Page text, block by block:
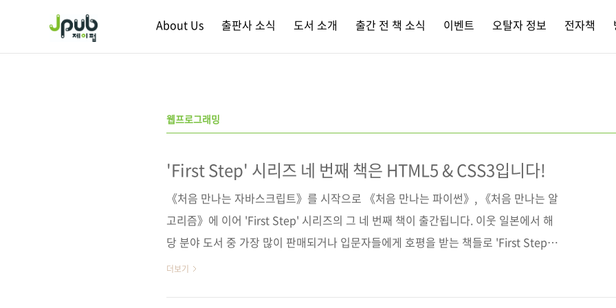
About Us 출판사 소식 도서 소개 출간 전 책 소식 이벤트 오탈자 정보 전자책
웹프로그래밍
'First Step' 시리즈 네 번째 책은 HTML5 & CSS3입니다!
《처음 만나는 자바스크립트》를 시작으로 《처음 만나는 파이썬》, 《처음 만나는 알
고리즘》에 이어 'First Step' 시리즈의 그 네 번째 책이 출간됩니다. 이웃 일본에서 해
당 분야 도서 중 가장 많이 판매되거나 입문자들에게 호평을 받는 책들로 'First Step'
시리즈를 꾸렸는데요. 국내 독자들도 많이 읽어주시고 좋은 평도 해주셔서 만든 보람을
더보기